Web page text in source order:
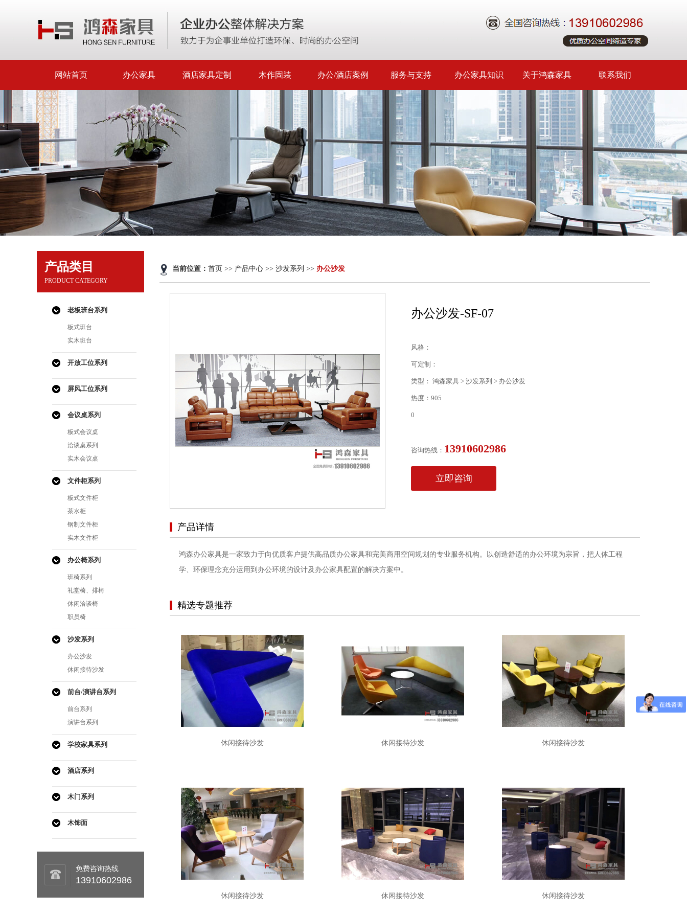
网站首页 办公家具 酒店家具定制 木作固装 办公/酒店案例 服务与支持 办公家具知识 关于鸿森家具 联系我们
产品类目
PRODUCT CATEGORY
老板班台系列
板式班台
实木班台
开放工位系列
屏风工位系列
会议桌系列
板式会议桌
洽谈桌系列
实木会议桌
文件柜系列
板式文件柜
茶水柜
钢制文件柜
实木文件柜
办公椅系列
班椅系列
礼堂椅、排椅
休闲洽谈椅
职员椅
沙发系列
办公沙发
休闲接待沙发
前台/演讲台系列
前台系列
演讲台系列
学校家具系列
酒店系列
木门系列
木饰面
免费咨询热线
13910602986
当前位置： 首页 >> 产品中心 >> 沙发系列 >> 办公沙发
办公沙发-SF-07
风格：
可定制：
类型： 鸿森家具 > 沙发系列 > 办公沙发
热度：905
0
咨询热线： 13910602986
立即咨询
产品详情
鸿森办公家具是一家致力于向优质客户提供高品质办公家具和完美商用空间规划的专业服务机构。以创造舒适的办公环境为宗旨，把人体工程
学、环保理念充分运用到办公环境的设计及办公家具配置的解决方案中。
精选专题推荐
休闲接待沙发 休闲接待沙发 休闲接待沙发
休闲接待沙发 休闲接待沙发 休闲接待沙发